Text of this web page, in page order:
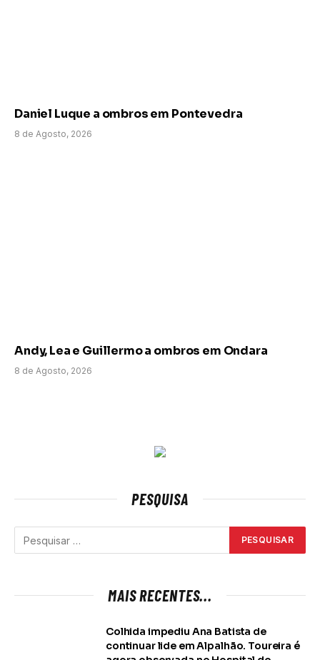
Daniel Luque a ombros em Pontevedra
8 de Agosto, 2026
Andy, Lea e Guillermo a ombros em Ondara
8 de Agosto, 2026
PESQUISA
MAIS RECENTES...
Colhida impediu Ana Batista de
continuar lide em Alpalhão. Toureira é